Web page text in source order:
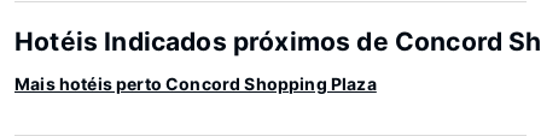
Hotéis Indicados próximos de Concord
Mais hotéis perto Concord Shopping Plaza